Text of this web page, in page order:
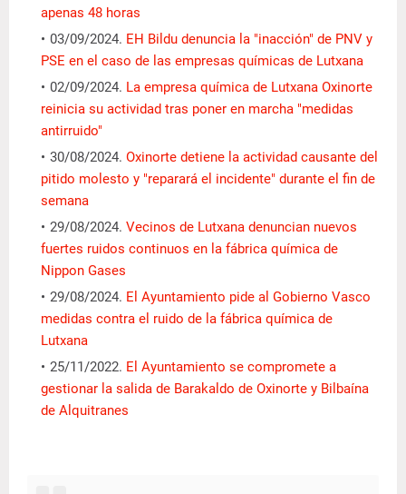
apenas 48 horas
03/09/2024. EH Bildu denuncia la "inacción" de PNV y
PSE en el caso de las empresas químicas de Lutxana
02/09/2024. La empresa química de Lutxana Oxinorte
reinicia su actividad tras poner en marcha "medidas
antirruido"
30/08/2024. Oxinorte detiene la actividad causante del
pitido molesto y "reparará el incidente" durante el fin de
semana
29/08/2024. Vecinos de Lutxana denuncian nuevos
fuertes ruidos continuos en la fábrica química de
Nippon Gases
29/08/2024. El Ayuntamiento pide al Gobierno Vasco
medidas contra el ruido de la fábrica química de
Lutxana
25/11/2022. El Ayuntamiento se compromete a
gestionar la salida de Barakaldo de Oxinorte y Bilbaína
de Alquitranes